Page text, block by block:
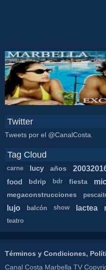
Twitter
Tweets por el @CanalCosta.
Tag Cloud
carne lucy años
food bdrip bdr fiesta
megaconstrucciones
lujo balcón show lactea
teatro
Términos y Condiciones,
Canal Costa Marbella TV